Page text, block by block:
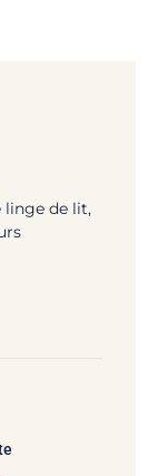
linge de lit,